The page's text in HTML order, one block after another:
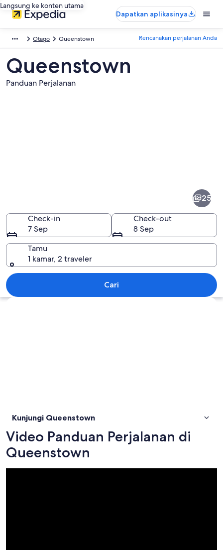
Langsung ke konten utama
Dapatkan aplikasinya
Otago Queenstown Rencanakan perjalanan Anda
Queenstown
Panduan Perjalanan
25
Check-in
7 Sep
Check-out
8 Sep
Tamu
1 kamar, 2 traveler
Cari
Jelajahi peta
Kunjungi Queenstown
Video Panduan Perjalanan di
Queenstown